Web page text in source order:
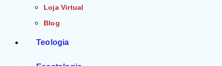
Loja Virtual
Blog
Teologia